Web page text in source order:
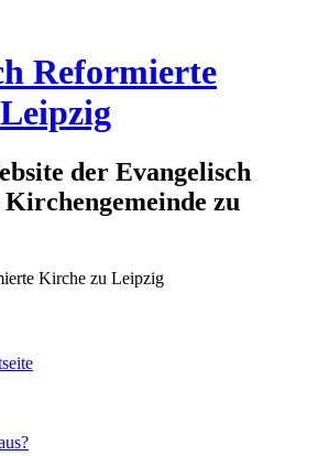
Reformierte
der Evangelisch
zu